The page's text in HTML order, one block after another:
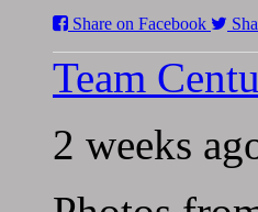
Share on Facebook
Team
2 weeks